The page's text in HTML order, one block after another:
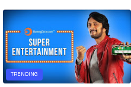
TRENDING